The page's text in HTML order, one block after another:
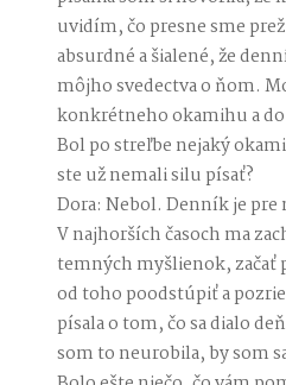
uvidím, čo presne sme
absurdné a šialené, že
môjho svedectva o ňom.
konkrétneho okamihu a
Bol po streľbe nejaký
ste už nemali silu písať?
Dora: Nebol. Denník je
V najhorších časoch ma
temných myšlienok, začať
od toho poodstúpiť a
písala o tom, čo sa dialo
som to neurobila, by som